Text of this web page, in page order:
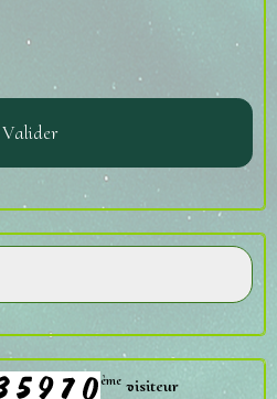
Valider
ème visiteur